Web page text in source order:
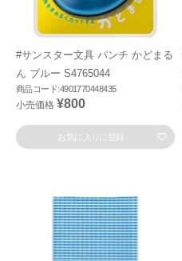
#サンスター文具 パンチ かどまる
ん ブルー S4765044
商品コード:4901770448435
小売価格 ¥800
お気に入りに登録